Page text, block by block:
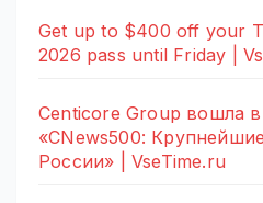
Get up to $400 off your
2026 pass until Friday |
Centicore Group вошла
«CNews500:
России» | VseTime.ru